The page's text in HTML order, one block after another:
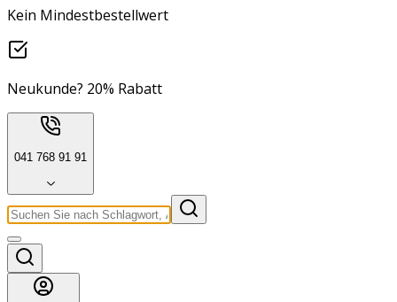
Kein Mindestbestellwert
Neukunde? 20% Rabatt
041 768 91 91